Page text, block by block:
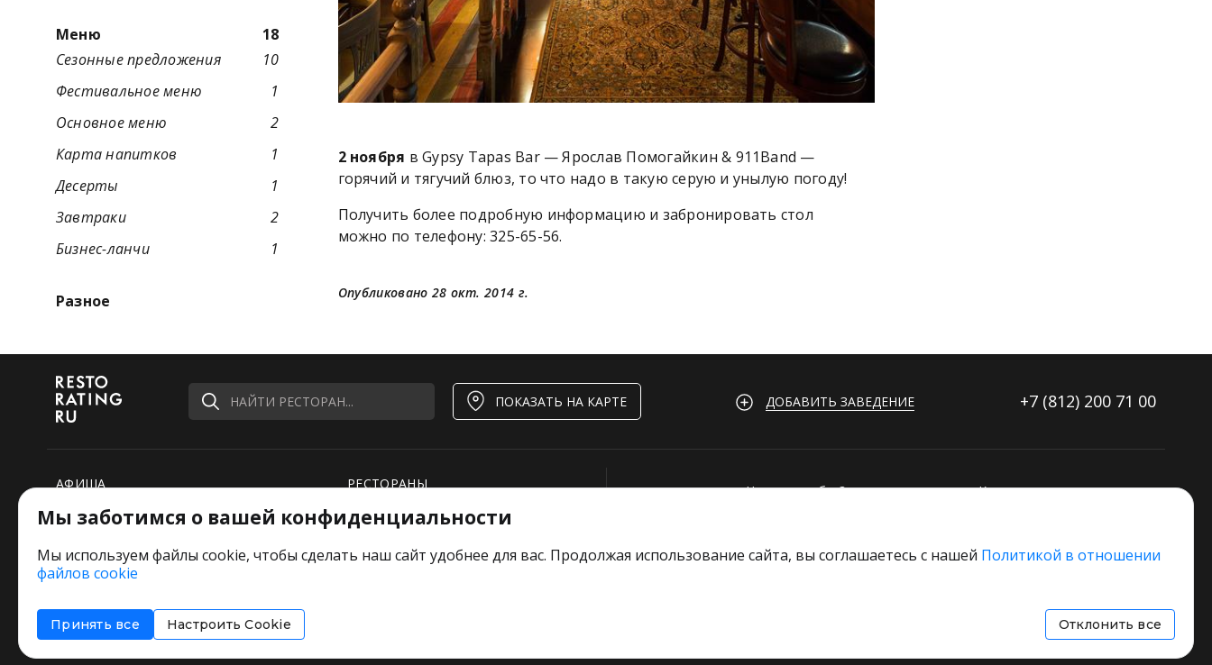
Меню
18
Сезонные предложения
10
Фестивальное меню
1
Основное меню
2
Карта напитков
1
Десерты
1
Завтраки
2
Бизнес-ланчи
1
Разное
2 ноября в Gypsy Tapas Bar — Ярослав Помогайкин & 911Band —
горячий и тягучий блюз, то что надо в такую серую и унылую погоду!
Получить более подробную информацию и забронировать стол
можно по телефону: 325-65-56.
Опубликовано 28 окт. 2014 г.
НАЙТИ РЕСТОРАН... ПОКАЗАТЬ НА КАРТЕ ДОБАВИТЬ ЗАВЕДЕНИЕ +7 (812) 200 71 00
АФИША
РЕСТОРАНЫ
РЕЙТИНГИ
НОВОСТИ
СПЕЦПРОЕКТЫ
РЕДАКЦИЯ ШУТИТ
Нашли ошибку?
Вакансии
Контакты
Основной стек технологий
Мы заботимся о вашей конфиденциальности
Мы используем файлы cookie, чтобы сделать наш сайт удобнее для вас. Продолжая использование сайта, вы соглашаетесь с нашей Политикой в отношении
файлов cookie
Принять все Настроить Cookie Отклонить все